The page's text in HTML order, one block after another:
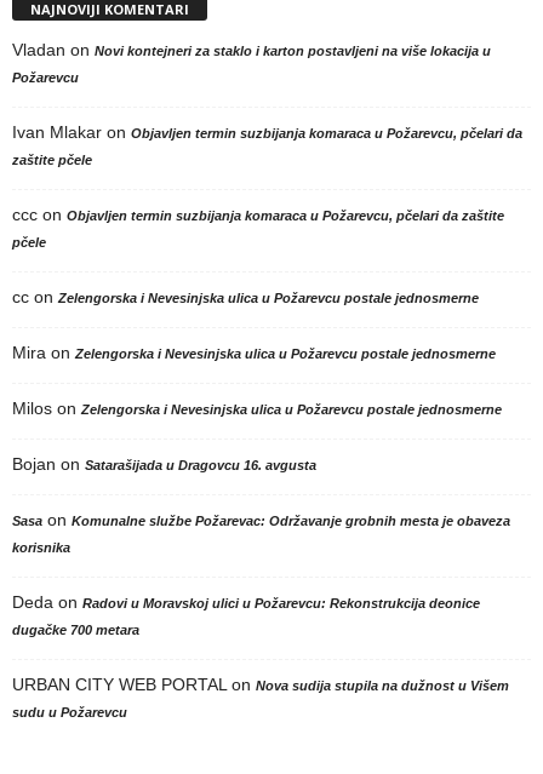
NAJNOVIJI KOMENTARI
Vladan on Novi kontejneri za staklo i karton postavljeni na više lokacija u
Požarevcu
Ivan Mlakar on Objavljen termin suzbijanja komaraca u Požarevcu, pčelari da
zaštite pčele
ccc on Objavljen termin suzbijanja komaraca u Požarevcu, pčelari da zaštite
pčele
cc on Zelengorska i Nevesinjska ulica u Požarevcu postale jednosmerne
Mira on Zelengorska i Nevesinjska ulica u Požarevcu postale jednosmerne
Milos on Zelengorska i Nevesinjska ulica u Požarevcu postale jednosmerne
Bojan on Satarašijada u Dragovcu 16. avgusta
Sasa on Komunalne službe Požarevac: Održavanje grobnih mesta je obaveza
korisnika
Deda on Radovi u Moravskoj ulici u Požarevcu: Rekonstrukcija deonice
dugačke 700 metara
URBAN CITY WEB PORTAL on Nova sudija stupila na dužnost u Višem
sudu u Požarevcu